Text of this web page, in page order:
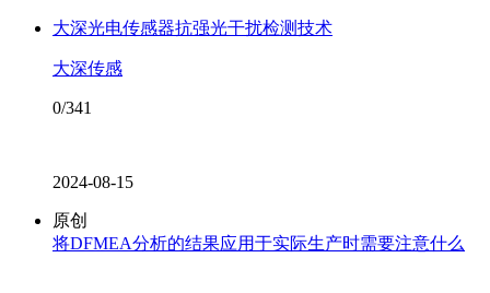
大深光电传感器抗强光干扰检测技术
大深传感
0/341
2024-08-15
原创
将DFMEA分析的结果应用于实际生产时需要注意什么